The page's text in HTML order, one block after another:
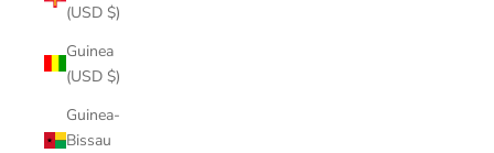
(USD $)
Guinea
(USD $)
Guinea-
Bissau